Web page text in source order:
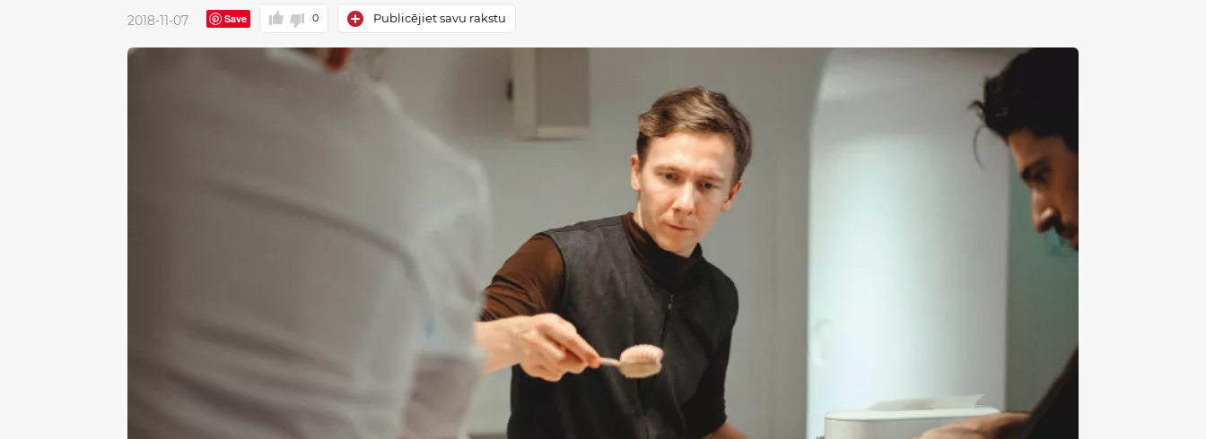
2018-11-07 Save 0 Publicējiet savu rakstu